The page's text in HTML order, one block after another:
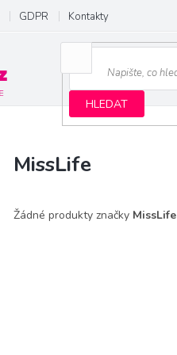
GDPR Kontakty
HLEDAT
MissLife
Žádné produkty značky MissLife